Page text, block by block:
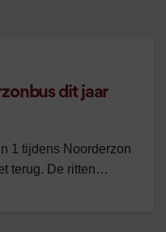
dit jaar
1 tijdens Noorderzon
terug. De ritten…